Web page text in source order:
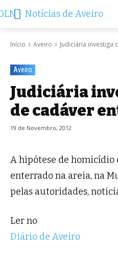
Início Aveiro Judiciária investiga
Aveiro
Judiciária
de cadáver
19 de Novembro, 2012
A hipótese de homicídio
enterrado na areia, na
pelas autoridades,
Ler no
Diário de Aveiro